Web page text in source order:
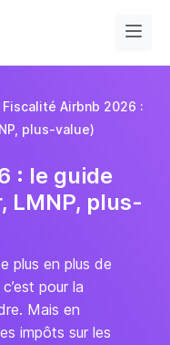
Fiscalité Airbnb 2026 :
plus-value)
: le guide
LMNP, plus-
plus en plus de
pour la
Mais en
impôts sur les